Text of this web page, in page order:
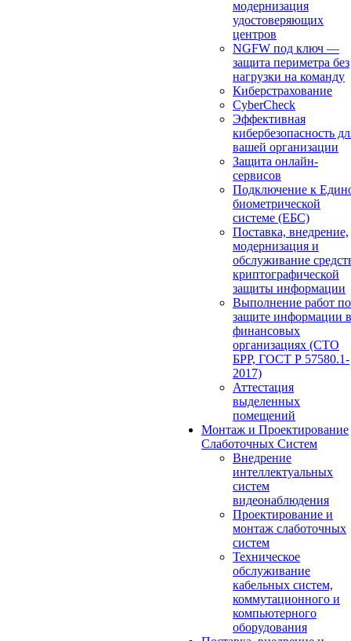
модернизация
удостоверяющих
центров
NGFW под ключ —
защита периметра без
нагрузки на команду
Киберстрахование
CyberCheck
Эффективная
кибербезопасность
вашей организации
Защита онлайн-
сервисов
Подключение к
биометрической
системе (ЕБС)
Поставка, внедрение,
модернизация и
обслуживание
криптографической
защиты информации
Выполнение работ по
защите информации в
финансовых
организациях (СТО
БРР, ГОСТ Р 57580.1-
2017)
Аттестация
выделенных
помещений
Монтаж и Проектирование
Слаботочных Систем
Внедрение
интеллектуальных
систем
видеонаблюдения
Проектирование и
монтаж слаботочных
систем
Техническое
обслуживание
кабельных систем,
коммутационного и
компьютерного
оборудования